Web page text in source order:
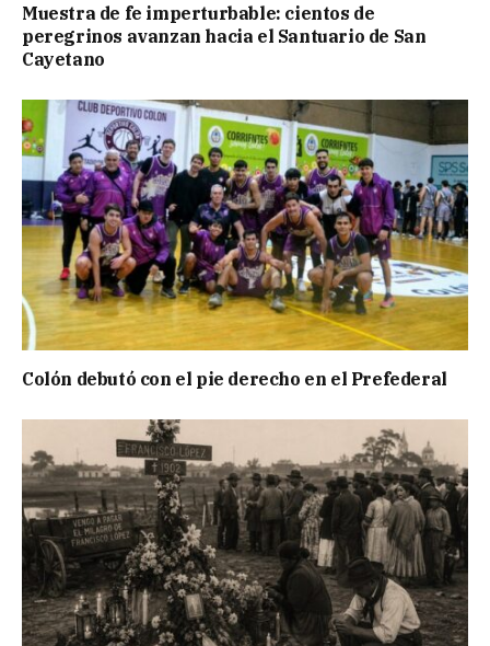
Muestra de fe imperturbable: cientos de
peregrinos avanzan hacia el Santuario de San
Cayetano
Colón debutó con el pie derecho en el Prefederal